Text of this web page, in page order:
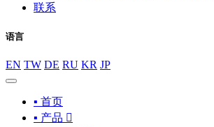
联系
语言
EN TW DE RU KR JP
▪ 首页
▪ 产品 